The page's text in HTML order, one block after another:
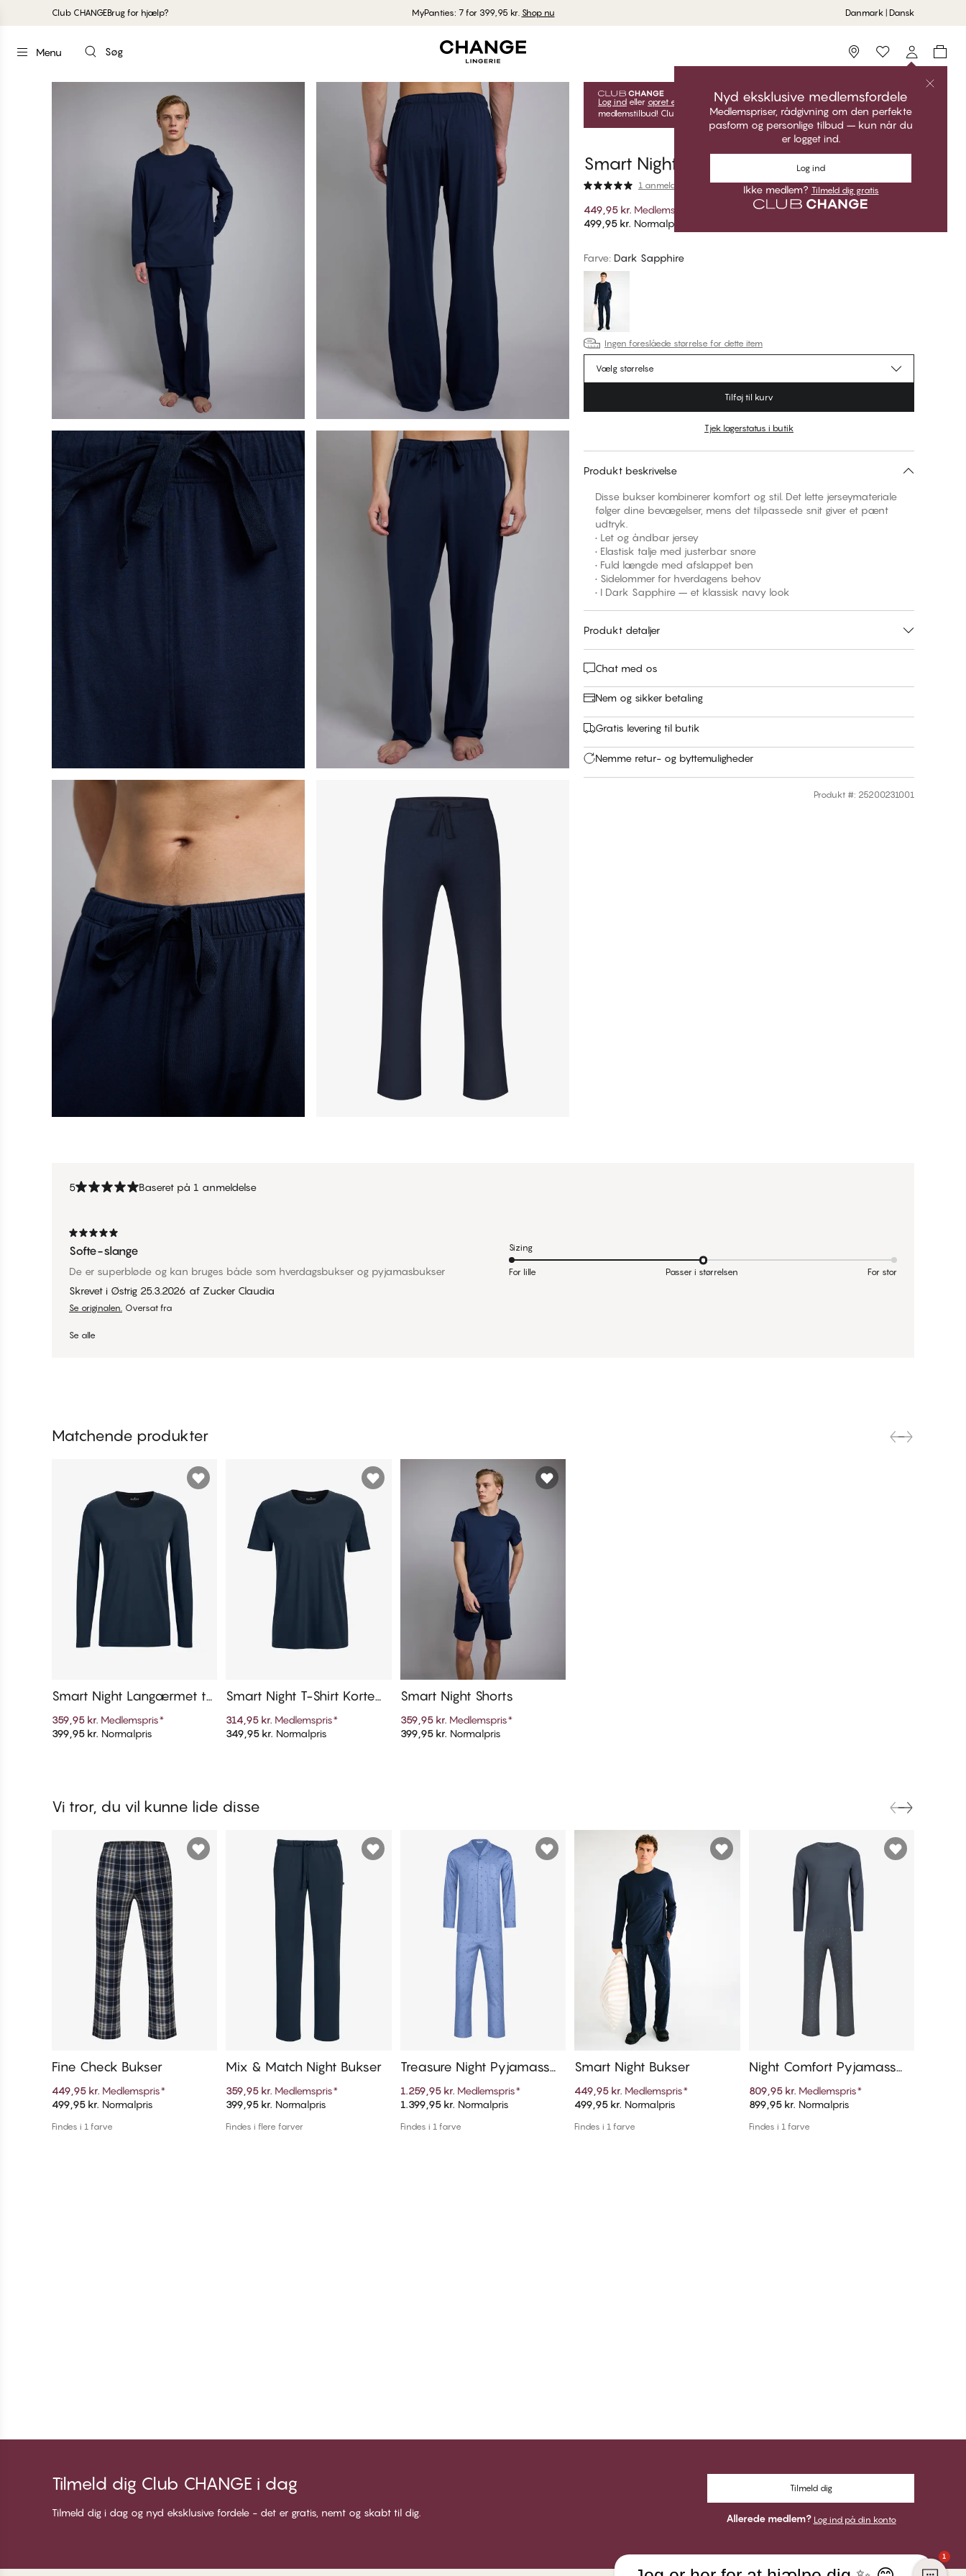
Club CHANGEBrug for hjælp? MyPanties: 7 for 399,95 kr. Shop nu Danmark | Dansk
Menu Søg Storefinder
Nyd eksklusive medlemsfordele
Medlemspriser, rådgivning om den perfekte
pasform og personlige tilbud – kun når du
er logget ind.
Log ind
Ikke medlem? Tilmeld dig gratis
Log ind eller opret en gratis konto for at få adgang til dine eksklusive
medlemstilbud! Club CHANGE-priser er kun gyldige, når du er logget ind.
Smart Night Bukser
1 anmeldelse
449,95 kr. Medlemspris
499,95 kr. Normalpris
Farve: Dark Sapphire
Ingen foreslåede størrelse for dette item
Vælg størrelse
Tilføj til kurv
Tjek lagerstatus i butik
Produkt beskrivelse
Disse bukser kombinerer komfort og stil. Det lette jerseymateriale
følger dine bevægelser, mens det tilpassede snit giver et pænt
udtryk.
• Let og åndbar jersey
• Elastisk talje med justerbar snøre
• Fuld længde med afslappet ben
• Sidelommer for hverdagens behov
• I Dark Sapphire – et klassisk navy look
Produkt detaljer
Chat med os
Nem og sikker betaling
Gratis levering til butik
Nemme retur- og byttemuligheder
Produkt #: 25200231001
5 Baseret på 1 anmeldelse
Softe-slange
De er superbløde og kan bruges både som hverdagsbukser og pyjamasbukser
Skrevet i Østrig 25.3.2026 af Zucker Claudia
Se originalen. Oversat fra
Se alle
Sizing
For lille Passer i størrelsen For stor
Matchende produkter
Tilføj til kurv
Smart Night Langærmet t-
d hals
359,95 kr. Medlemspris*
399,95 kr. Normalpris Tilføj til kurv
Smart Night T-Shirt Korte
314,95 kr. Medlemspris*
349,95 kr. Normalpris Tilføj til kurv
Smart Night Shorts
359,95 kr. Medlemspris*
399,95 kr. Normalpris
Vi tror, du vil kunne lide disse
Tilføj til kurv
Fine Check Bukser
449,95 kr. Medlemspris*
499,95 kr. Normalpris
Findes i 1 farve
Tilføj til kurv
Mix & Match Night Bukser
359,95 kr. Medlemspris*
399,95 kr. Normalpris
Findes i flere farver
Tilføj til kurv
Treasure Night Pyjamassæ
1.259,95 kr. Medlemspris*
1.399,95 kr. Normalpris
Findes i 1 farve
Tilføj til kurv
Smart Night Bukser
449,95 kr. Medlemspris*
499,95 kr. Normalpris
Findes i 1 farve
Tilføj til kurv
Night Comfort Pyjamassæ
809,95 kr. Medlemspris*
899,95 kr. Normalpris
Findes i 1 farve
Tilmeld dig Club CHANGE i dag
Tilmeld dig i dag og nyd eksklusive fordele - det er gratis, nemt og skabt til dig.
Tilmeld dig
Allerede medlem? Log ind på din konto
1